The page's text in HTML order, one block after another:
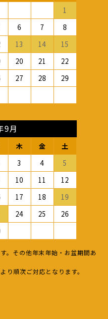
1
6 7
8
13 14
15
20 21
22
27 28
29
9月
木 金
土
3 4
5
10 11
12
17 18
19
24 25
26
。その他年末年始・お盆期間あ
り順次ご対応となります。